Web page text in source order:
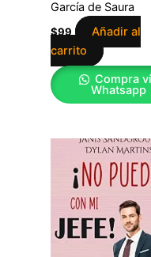
García de Saura
$99
Añadir al
carrito
Compra
Whatsapp